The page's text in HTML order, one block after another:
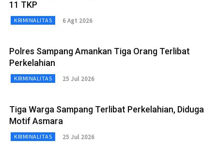
11 TKP
KRIMINALITAS 6 Agt 2026
Polres Sampang Amankan Tiga Orang Terlibat
Perkelahian
KRIMINALITAS 25 Jul 2026
Tiga Warga Sampang Terlibat Perkelahian, Diduga
Motif Asmara
KRIMINALITAS 25 Jul 2026